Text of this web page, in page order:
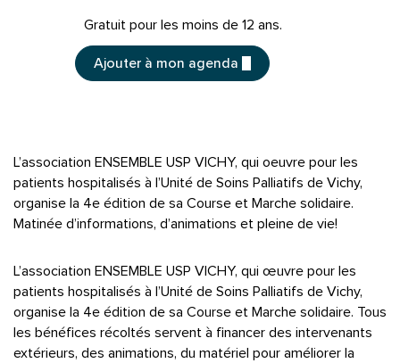
Gratuit pour les moins de 12 ans.
Ajouter à mon agenda
L’association ENSEMBLE USP VICHY, qui oeuvre pour les
patients hospitalisés à l’Unité de Soins Palliatifs de Vichy,
organise la 4e édition de sa Course et Marche solidaire.
Matinée d’informations, d’animations et pleine de vie!
L’association ENSEMBLE USP VICHY, qui œuvre pour les
patients hospitalisés à l’Unité de Soins Palliatifs de Vichy,
organise la 4e édition de sa Course et Marche solidaire. Tous
les bénéfices récoltés servent à financer des intervenants
extérieurs, des animations, du matériel pour améliorer la